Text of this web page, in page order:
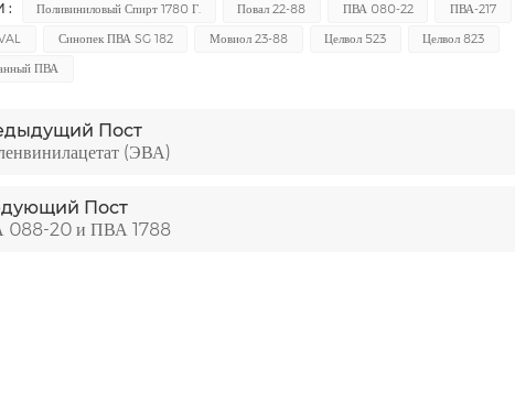
: Поливиниловый Спирт 1780 Г. Повал 22-88 ПВА 080-22
ПВА-217
Синопек ПВА SG 182 Мовиол 23-88 Целвол 523
Целвол 823
ПВА
Пост
(ЭВА)
Пост
088-20 и ПВА 1788